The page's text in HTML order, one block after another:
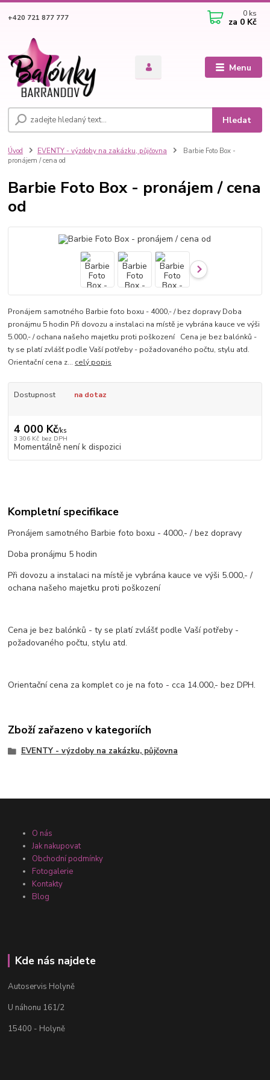
Menu
Hledat
+420 721 877 777 0 ks
za 0 Kč
Úvod EVENTY - výzdoby na zakázku, půjčovna
Barbie Foto Box -
pronájem / cena od
Barbie Foto Box - pronájem / cena
od
Pronájem samotného Barbie foto boxu - 4000,- / bez dopravy Doba
pronájmu 5 hodin Při dovozu a instalaci na místě je vybrána kauce ve výši
5.000,- / ochana našeho majetku proti poškození Cena je bez balónků -
ty se platí zvlášť podle Vaší potřeby - požadovaného počtu, stylu atd.
Orientační cena z... celý popis
Dostupnost na dotaz
4 000 Kč/ks
3 306 Kč bez DPH
Momentálně není k dispozici
Kompletní specifikace
Pronájem samotného Barbie foto boxu - 4000,- / bez dopravy
Doba pronájmu 5 hodin
Při dovozu a instalaci na místě je vybrána kauce ve výši 5.000,- /
ochana našeho majetku proti poškození
Cena je bez balónků - ty se platí zvlášť podle Vaší potřeby -
požadovaného počtu, stylu atd.
Orientační cena za komplet co je na foto - cca 14.000,- bez DPH.
Zboží zařazeno v kategoriích
EVENTY - výzdoby na zakázku, půjčovna
O nás
Jak nakupovat
Obchodní podmínky
Fotogalerie
Kontakty
Blog
Kde nás najdete
Autoservis Holyně
U náhonu 161/2
15400 - Holyně